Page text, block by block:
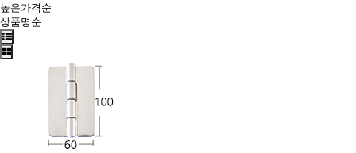
높은가격순
상품명순